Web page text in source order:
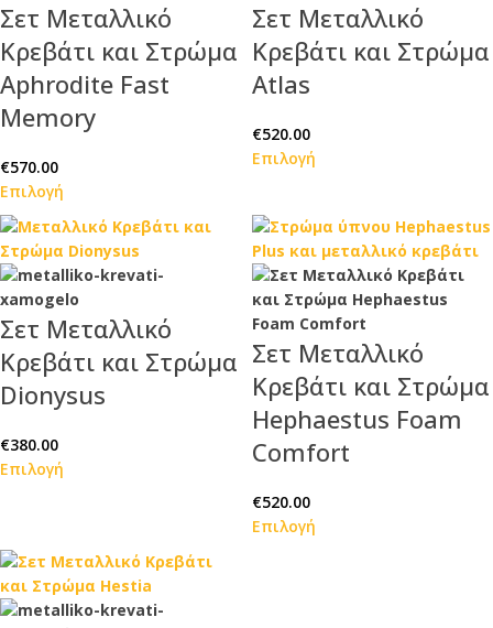
Σετ Μεταλλικό
Κρεβάτι και Στρώμα
Aphrodite Fast
Memory
€570.00
Επιλογή
Σετ Μεταλλικό
Κρεβάτι και Στρώμα
Atlas
€520.00
Επιλογή
Σετ Μεταλλικό
Κρεβάτι και Στρώμα
Dionysus
€380.00
Επιλογή
Σετ Μεταλλικό
Κρεβάτι και Στρώμα
Hephaestus Foam
Comfort
€520.00
Επιλογή